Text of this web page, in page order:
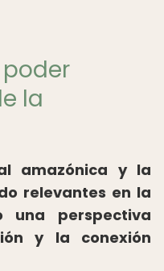
poder
la
amazónica y la
relevantes en la
una perspectiva
y la conexión